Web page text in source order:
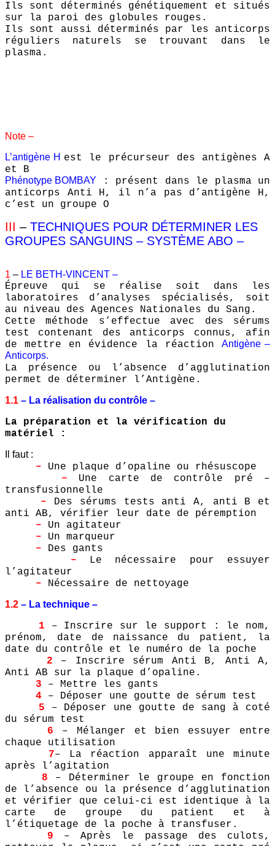
Ils sont déterminés génétiquement et situés
sur la paroi des globules rouges.
Ils sont aussi déterminés par les anticorps
réguliers naturels se trouvant dans le
plasma.
Note –
L’antigène H est le précurseur des antigènes A
et B
Phénotype BOMBAY : présent dans le plasma un
anticorps Anti H, il n’a pas d’antigène H,
c’est un groupe O
III – TECHNIQUES POUR DÉTERMINER LES
GROUPES SANGUINS – SYSTÈME ABO –
1 – LE BETH-VINCENT –
Épreuve qui se réalise soit dans les
laboratoires d’analyses spécialisés, soit
au niveau des Agences Nationales du Sang.
Cette méthode s’effectue avec des sérums
test contenant des anticorps connus, afin
de mettre en évidence la réaction Antigène –
Anticorps.
La présence ou l’absence d’agglutination
permet de déterminer l’Antigène.
1.1 – La réalisation du contrôle –
La préparation et la vérification du
matériel :
Il faut :
–
Une plaque d’opaline ou rhésuscope
– Une carte de contrôle pré –
transfusionnelle
– Des sérums tests anti A, anti B et
anti AB, vérifier leur date de péremption
– Un agitateur
–
Un marqueur
– Des gants
– Le nécessaire pour essuyer
l’agitateur
– Nécessaire de nettoyage
1.2 – La technique –
1 – Inscrire sur le support : le nom,
prénom, date de naissance du patient, la
date du contrôle et le numéro de la poche
2 – Inscrire sérum Anti B, Anti A,
Anti AB sur la plaque d’opaline.
3 – Mettre les gants
4 – Déposer une goutte de sérum test
5 – Déposer une goutte de sang à coté
du sérum test
6 – Mélanger et bien essuyer entre
chaque utilisation
7– La réaction apparaît une minute
après l’agitation
8 – Déterminer le groupe en fonction
de l’absence ou la présence d’agglutination
et vérifier que celui-ci est identique à la
carte de groupe du patient et à
l’étiquetage de la poche à transfuser.
9
– Après le passage des culots,